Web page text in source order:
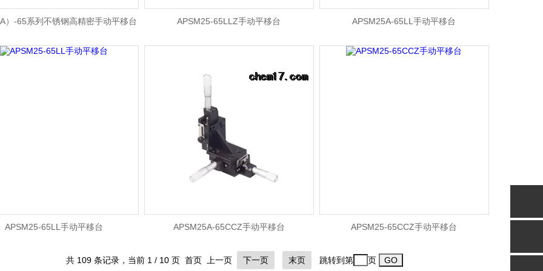
）-65系列不锈钢高精密手动平移台 APSM25-65LLZ手动平移台 APSM25A-65LL手动平移台
APSM25-65LL手动平移台 APSM25A-65CCZ手动平移台 APSM25-65CCZ手动平移台
共 109 条记录，当前 1 / 10 页 首页 上一页 下一页 末页 跳转到第 页